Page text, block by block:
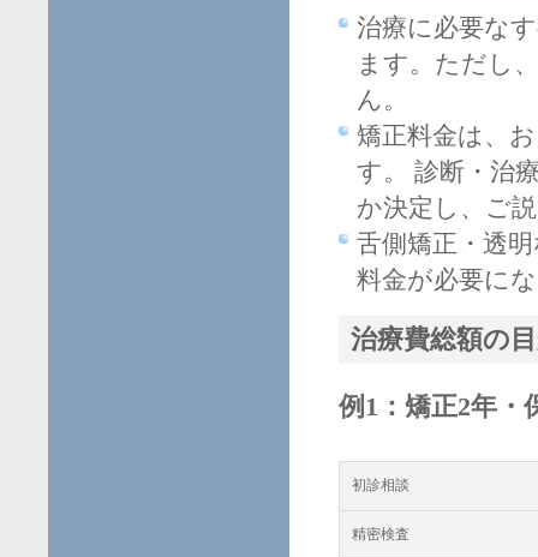
治療に必要な
ます。ただし
ん。
矯正料金は、
す。 診断・治
か決定し、ご
舌側矯正・透
料金が必要に
治療費総額の
例1：矯正2年・
初診相談
精密検査